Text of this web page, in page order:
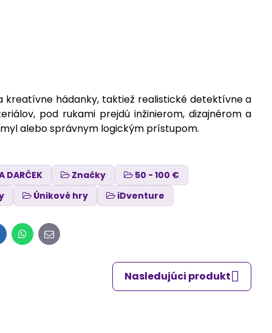
kreatívne hádanky, taktiež realistické detektívne a
pod rukami prejdú inžinierom, dizajnérom a
alebo správnym logickým prístupom.
DARČEK Značky
50 - 100 €
Únikové hry iDventure
WhatsApp
E-
mail
Nasledujúci produkt